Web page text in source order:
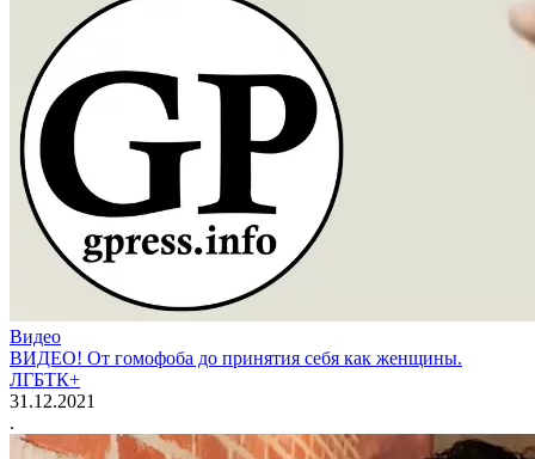
Видео
ВИДЕО! От гомофоба до принятия себя как женщины.
ЛГБТК+
31.12.2021
.